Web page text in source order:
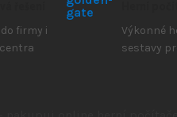
firmy i
Výkonné
sestavy